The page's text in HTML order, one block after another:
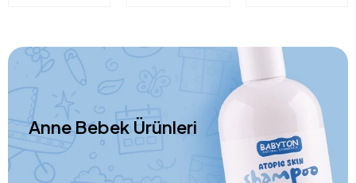
Anne Bebek Ürünleri